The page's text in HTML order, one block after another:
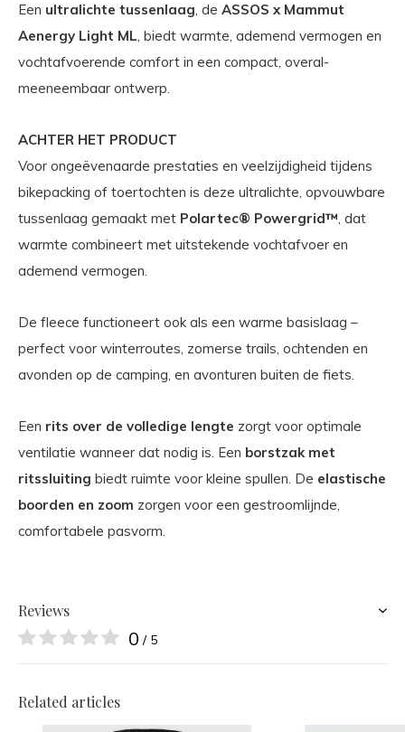
Een ultralichte tussenlaag, de ASSOS x Mammut
Aenergy Light ML, biedt warmte, ademend vermogen en
vochtafvoerende comfort in een compact, overal-
meeneembaar ontwerp.
ACHTER HET PRODUCT
Voor ongeëvenaarde prestaties en veelzijdigheid tijdens
bikepacking of toertochten is deze ultralichte, opvouwbare
tussenlaag gemaakt met Polartec® Powergrid™, dat
warmte combineert met uitstekende vochtafvoer en
ademend vermogen.
De fleece functioneert ook als een warme basislaag –
perfect voor winterroutes, zomerse trails, ochtenden en
avonden op de camping, en avonturen buiten de fiets.
Een rits over de volledige lengte zorgt voor optimale
ventilatie wanneer dat nodig is. Een borstzak met
ritssluiting biedt ruimte voor kleine spullen. De elastische
boorden en zoom zorgen voor een gestroomlijnde,
comfortabele pasvorm.
Reviews
0 / 5
Related articles